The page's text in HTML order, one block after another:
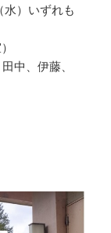
水）いずれも
中、伊藤、